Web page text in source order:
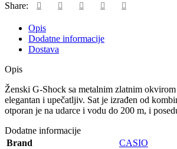
Share:
Opis
Dodatne informacije
Dostava
Opis
Ženski G-Shock sa metalnim zlatnim
elegantan i upečatljiv. Sat je izrađen od
otporan je na udarce i vodu do 200 m, i
Dodatne informacije
Brand
CASIO